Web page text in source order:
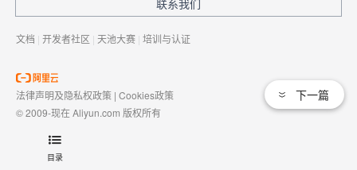
目录
下一篇
联系我们
文档 | 开发者社区 | 天池大赛 | 培训与认证
法律声明及隐私权政策 | Cookies政策
© 2009-现在 Aliyun.com 版权所有
域名注册服务机构许可：